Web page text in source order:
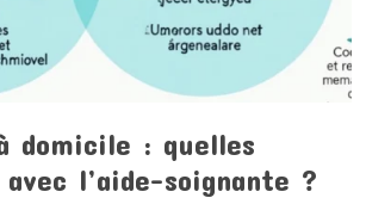
domicile : quelles
l’aide-soignante ?